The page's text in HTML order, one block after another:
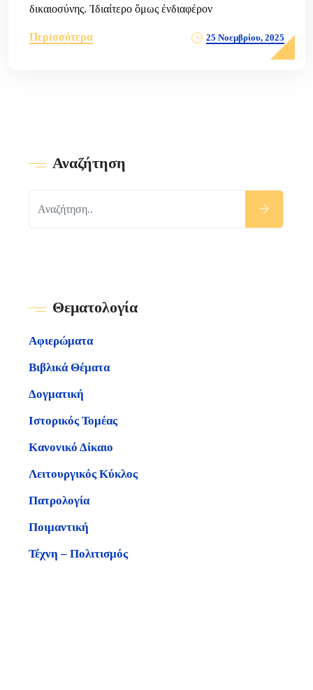
δικαιοσύνης. Ἰδιαίτερο ὅμως ἐνδιαφέρον
Περισσότερα 25 Νοεμβρίου, 2025
Αναζήτηση
Θεματολογία
Αφιερώματα
Βιβλικά Θέματα
Δογματική
Ιστορικός Τομέας
Κανονικό Δίκαιο
Λειτουργικός Κύκλος
Πατρολογία
Ποιμαντική
Τέχνη – Πολιτισμός